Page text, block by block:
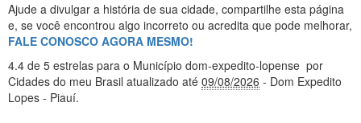
Ajude a divulgar a história de sua cidade, compartilhe esta página
e, se você encontrou algo incorreto ou acredita que pode melhorar,
FALE CONOSCO AGORA MESMO!
4.4 de 5 estrelas para o Município dom-expedito-lopense por
Cidades do meu Brasil atualizado até 09/08/2026 - Dom Expedito
Lopes - Piauí.